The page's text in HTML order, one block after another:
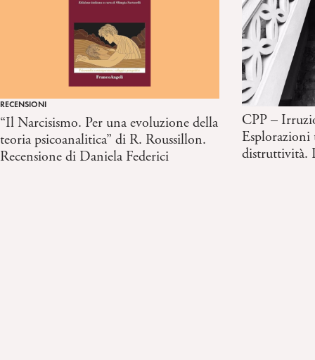
RECENSIONI
“Il Narcisismo. Per una evoluzione della
teoria psicoanalitica” di R. Roussillon.
Recensione di Daniela Federici
CPP –
Esplorazioni
distruttività.